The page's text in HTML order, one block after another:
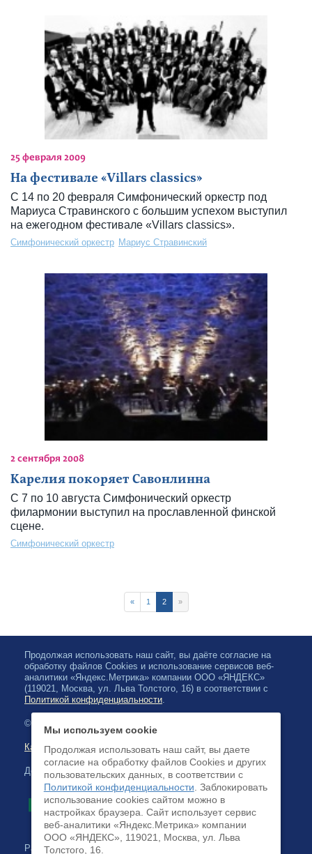
25 февраля 2009
На фестивале «Villars classics»
С 14 по 20 февраля Симфонический оркестр под
Мариуса Стравинского с большим успехом выступил
на ежегодном фестивале «Villars classics».
Симфонический оркестр Мариус Стравинский
2 сентября 2008
Карелия покоряет Савонлинна
С 7 по 10 августа Симфонический оркестр
филармонии выступил на прославленной финской
сцене.
Симфонический оркестр
« 1 2 »
Продолжая использовать наш сайт, вы даёте согласие на
обработку файлов Cookies и использование сервисов веб-
аналитики «Яндекс.Метрика» компании ООО «ЯНДЕКС»
(119021, Москва, ул. Льва Толстого, 16) в соответствии с
Политикой конфиденциальности
© 2026, Карельская Государственная филармония
Карта сайта
Доступна оплата банковскими картами
Разработка сайта:
Мы используем cookie
Продолжая использовать наш сайт, вы даете
согласие на обработку файлов Cookies и других
пользовательских данных, в соответствии с
Политикой конфиденциальности . Заблокировать
использование cookies сайтом можно в
настройках браузера. Cайт использует сервис
веб-аналитики «Яндекс.Метрика» компании
ООО «ЯНДЕКС», 119021, Москва, ул. Льва
Толстого, 16.